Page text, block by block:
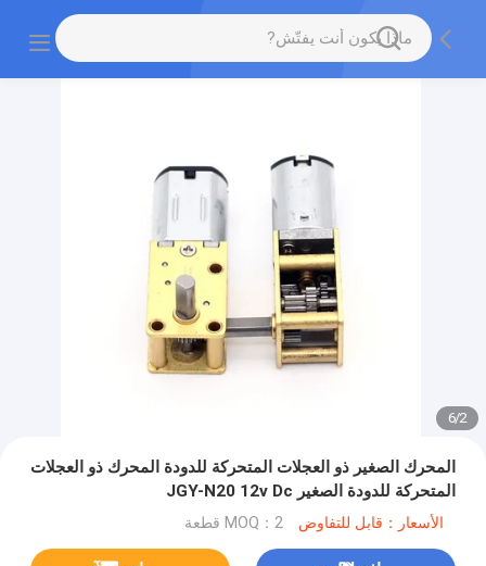
2
/
6
المحرك الصغير ذو العجلات المتحركة للدودة المحرك ذو العجلات
المتحركة للدودة الصغير JGY-N20 12v Dc
الأسعار：قابل للتفاوض MOQ：2 قطعة